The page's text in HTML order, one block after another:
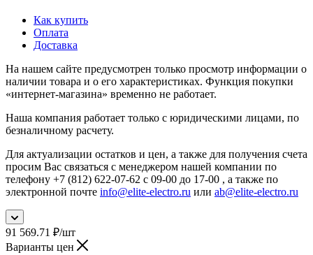
Как купить
Оплата
Доставка
На нашем сайте предусмотрен только просмотр информации о
наличии товара и о его характеристиках. Функция покупки
«интернет-магазина» временно не работает.
Наша компания работает только с юридическими лицами, по
безналичному расчету.
Для актуализации остатков и цен, а также для получения счета
просим Вас связаться с менеджером нашей компании по
телефону +7 (812) 622-07-62 с 09-00 до 17-00 , а также по
электронной почте info@elite-electro.ru или ab@elite-electro.ru
91 569.71 ₽/шт
Варианты цен